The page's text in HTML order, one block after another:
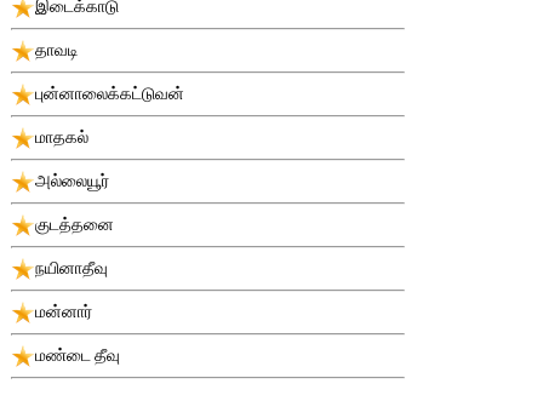
இடைக்காடு
தாவடி
புன்னாலைக்கட்டுவன்
மாதகல்
அல்லையூர்
குடத்தனை
நயினாதீவு
மன்னார்
மண்டை தீவு